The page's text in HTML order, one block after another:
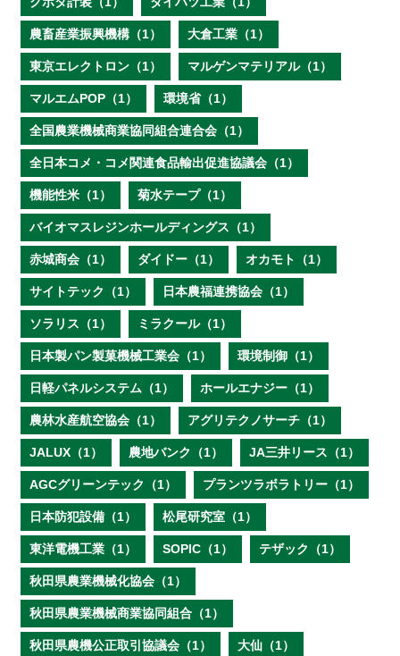
農畜産業振興機構（1） 大倉工業（1）
東京エレクトロン（1） マルゲンマテリアル（1）
マルエムPOP（1） 環境省（1）
全国農業機械商業協同組合連合会（1）
全日本コメ・コメ関連食品輸出促進協議会（1）
機能性米（1） 菊水テープ（1）
バイオマスレジンホールディングス（1）
赤城商会（1） ダイドー（1） オカモト（1）
サイトテック（1） 日本農福連携協会（1）
ソラリス（1） ミラクール（1）
日本製パン製菓機械工業会（1） 環境制御（1）
日軽パネルシステム（1） ホールエナジー（1）
農林水産航空協会（1） アグリテクノサーチ（1）
JALUX（1） 農地バンク（1） JA三井リース（1）
AGCグリーンテック（1） プランツラボラトリー（1）
日本防犯設備（1） 松尾研究室（1）
東洋電機工業（1） SOPIC（1） テザック（1）
秋田県農業機械化協会（1）
秋田県農業機械商業協同組合（1）
秋田県農機公正取引協議会（1） 大仙（1）